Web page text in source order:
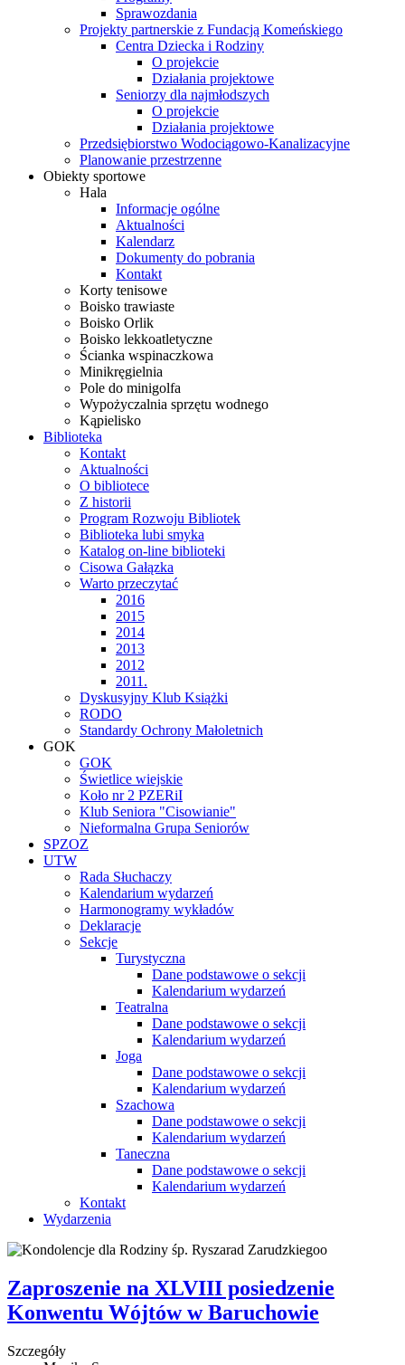
Sprawozdania
Projekty partnerskie z Fundacją Komeńskiego
Centra Dziecka i Rodziny
O projekcie
Działania projektowe
Seniorzy dla najmłodszych
O projekcie
Działania projektowe
Przedsiębiorstwo Wodociągowo-Kanalizacyjne
Planowanie przestrzenne
Obiekty sportowe
Hala
Informacje ogólne
Aktualności
Kalendarz
Dokumenty do pobrania
Kontakt
Korty tenisowe
Boisko trawiaste
Boisko Orlik
Boisko lekkoatletyczne
Ścianka wspinaczkowa
Minikręgielnia
Pole do minigolfa
Wypożyczalnia sprzętu wodnego
Kąpielisko
Biblioteka
Kontakt
Aktualności
O bibliotece
Z historii
Program Rozwoju Bibliotek
Biblioteka lubi smyka
Katalog on-line biblioteki
Cisowa Gałązka
Warto przeczytać
2016
2015
2014
2013
2012
2011.
Dyskusyjny Klub Książki
RODO
Standardy Ochrony Małoletnich
GOK
GOK
Świetlice wiejskie
Koło nr 2 PZERiI
Klub Seniora "Cisowianie"
Nieformalna Grupa Seniorów
SPZOZ
UTW
Rada Słuchaczy
Kalendarium wydarzeń
Harmonogramy wykładów
Deklaracje
Sekcje
Turystyczna
Dane podstawowe o sekcji
Kalendarium wydarzeń
Teatralna
Dane podstawowe o sekcji
Kalendarium wydarzeń
Joga
Dane podstawowe o sekcji
Kalendarium wydarzeń
Szachowa
Dane podstawowe o sekcji
Kalendarium wydarzeń
Taneczna
Dane podstawowe o sekcji
Kalendarium wydarzeń
Kontakt
Wydarzenia
Zaproszenie na XLVIII posiedzenie
Konwentu Wójtów w Baruchowie
Szczegóły